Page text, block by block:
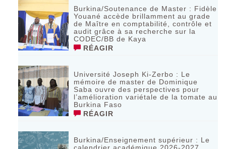
Burkina/Soutenance de Master : Fidèle
Youané accède brillamment au grade
de Maître en comptabilité, contrôle et
audit grâce à sa recherche sur la
CODEC/BB de Kaya
RÉAGIR
Université Joseph Ki-Zerbo : Le
mémoire de master de Dominique
Saba ouvre des perspectives pour
l’amélioration variétale de la tomate au
Burkina Faso
RÉAGIR
Burkina/Enseignement supérieur : Le